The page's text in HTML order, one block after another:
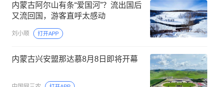
内蒙古阿尔山有条“爱国河”？流出国后
又流回国，游客直呼太感动
刘小顺 打开APP
内蒙古兴安盟那达慕8月8日即将开幕